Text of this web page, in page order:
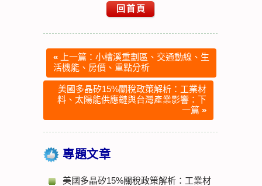
回首頁
« 上一篇：小檜溪重劃區、交通動線、生
活機能、房價、重點分析
美國多晶矽15%關稅政策解析：工業材
料、太陽能供應鏈與台灣產業影響：下
一篇 »
專題文章
美國多晶矽15%關稅政策解析：工業材